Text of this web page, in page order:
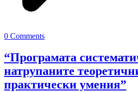
0 Comments
“Програмата
натрупаните
практически умения”